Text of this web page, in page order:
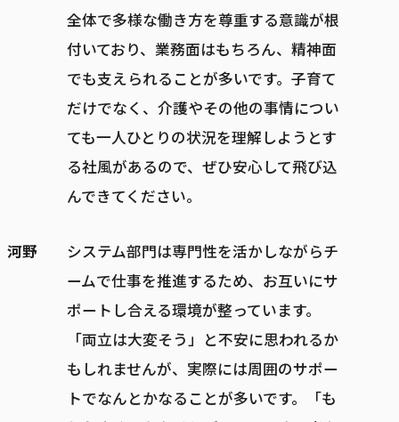
全体で多様な働き方を尊重する意識が根
付いており、業務面はもちろん、精神面
でも支えられることが多いです。子育て
だけでなく、介護やその他の事情につい
ても一人ひとりの状況を理解しようとす
る社風があるので、ぜひ安心して飛び込
んできてください。
河野
システム部門は専門性を活かしながらチ
ームで仕事を推進するため、お互いにサ
ポートし合える環境が整っています。
「両立は大変そう」と不安に思われるか
もしれませんが、実際には周囲のサポー
トでなんとかなることが多いです。「も